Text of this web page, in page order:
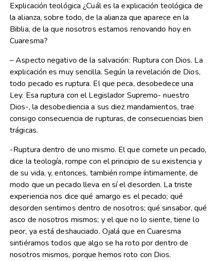
Explicación teológica ¿Cuál es la explicación teológica de
la alianza, sobre todo, de la alianza que aparece en la
Biblia, de la que nosotros estamos renovando hoy en
Cuaresma?
– Aspecto negativo de la salvación: Ruptura con Dios. La
explicación es muy sencilla. Según la revelación de Dios,
todo pecado es ruptura. El que peca, desobedece una
Ley. Esa ruptura con el Legislador Supremo- nuestro
Dios-, la desobediencia a sus diez mandamientos, trae
consigo consecuencia de rupturas, de consecuencias bien
trágicas.
-Ruptura dentro de uno mismo. El que comete un pecado,
dice la teología, rompe con el principio de su existencia y
de su vida, y, entonces, también rompe íntimamente, de
modo que un pecado lleva en sí el desorden. La triste
experiencia nos dice qué amargo es el pecado; qué
desorden sentimos dentro de nosotros; qué sinsabor, qué
asco de nosotros mismos; y el que no lo siente, tiene lo
peor, ya está deshauciado. Ojalá que en Cuaresma
sintiéramos todos que algo se ha roto por dentro de
nosotros mismos, porque hemos roto con Dios.